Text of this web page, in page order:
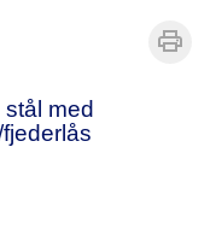
med